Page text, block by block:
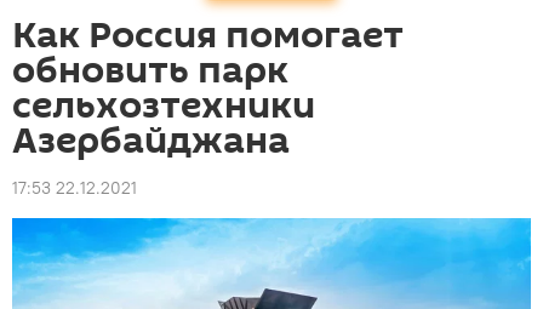
Как Россия помогает
обновить парк
сельхозтехники
Азербайджана
17:53 22.12.2021